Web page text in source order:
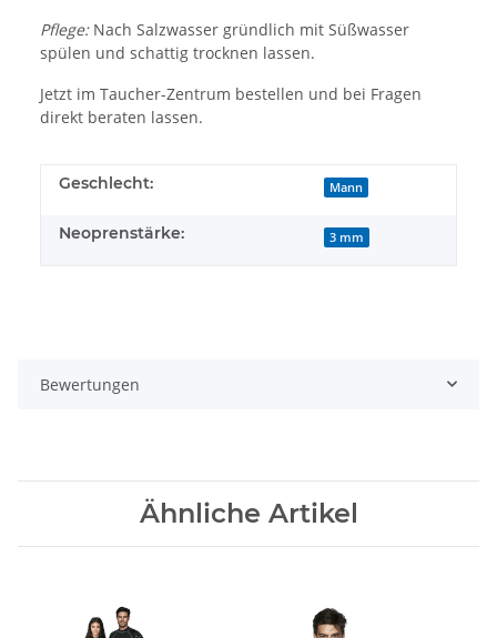
Pflege:Nach Salzwasser gründlich mit Süßwasser
spülen und schattig trocknen lassen.
Jetzt im Taucher-Zentrum bestellen und bei Fragen
direkt beraten lassen.
Geschlecht: Mann
Neoprenstärke: 3 mm
Bewertungen
Ähnliche Artikel